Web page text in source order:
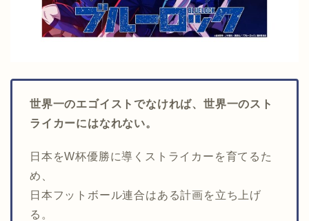
世界一のエゴイストでなければ、世界一のスト
ライカーにはなれない。
日本をW杯優勝に導くストライカーを育てるた
め、
日本フットボール連合はある計画を立ち上げ
る。